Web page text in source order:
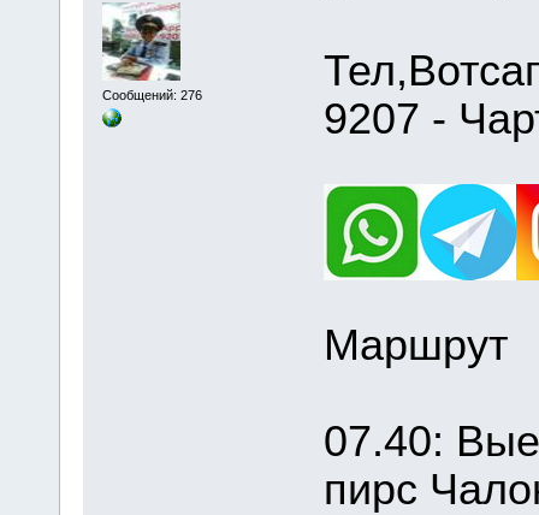
Сообщений: 276
9207 -
Маршрут
07.40:
пирс